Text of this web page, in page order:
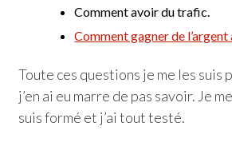
Comment avoir du trafic.
Comment gagner de
Toute ces questions je me les suis
j’en ai eu marre de pas savoir. Je
suis formé et j’ai tout testé.